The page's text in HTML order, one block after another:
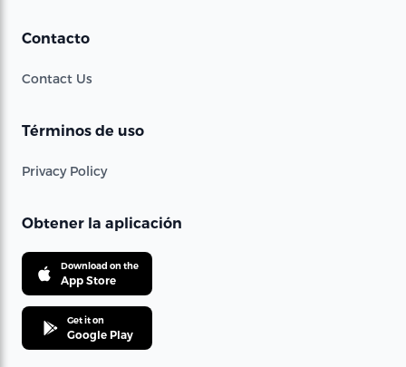
Contacto
Contact Us
Términos de uso
Privacy Policy
Obtener la aplicación
Download on the
App Store
Get it on
Google Play